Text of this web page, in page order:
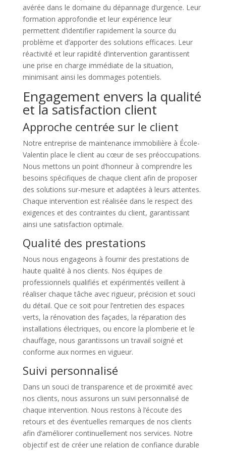
avérée dans le domaine du dépannage d’urgence. Leur
formation approfondie et leur expérience leur
permettent d’identifier rapidement la source du
problème et d’apporter des solutions efficaces. Leur
réactivité et leur rapidité d’intervention garantissent
une prise en charge immédiate de la situation,
minimisant ainsi les dommages potentiels.
Engagement envers la qualité
et la satisfaction client
Approche centrée sur le client
Notre entreprise de maintenance immobilière à École-
Valentin place le client au cœur de ses préoccupations.
Nous mettons un point d’honneur à comprendre les
besoins spécifiques de chaque client afin de proposer
des solutions sur-mesure et adaptées à leurs attentes.
Chaque intervention est réalisée dans le respect des
exigences et des contraintes du client, garantissant
ainsi une satisfaction optimale.
Qualité des prestations
Nous nous engageons à fournir des prestations de
haute qualité à nos clients. Nos équipes de
professionnels qualifiés et expérimentés veillent à
réaliser chaque tâche avec rigueur, précision et souci
du détail. Que ce soit pour l’entretien des espaces
verts, la rénovation des façades, la réparation des
installations électriques, ou encore la plomberie et le
chauffage, nous garantissons un travail soigné et
conforme aux normes en vigueur.
Suivi personnalisé
Dans un souci de transparence et de proximité avec
nos clients, nous assurons un suivi personnalisé de
chaque intervention. Nous restons à l’écoute des
retours et des éventuelles remarques de nos clients
afin d’améliorer continuellement nos services. Notre
objectif est de créer une relation de confiance durable